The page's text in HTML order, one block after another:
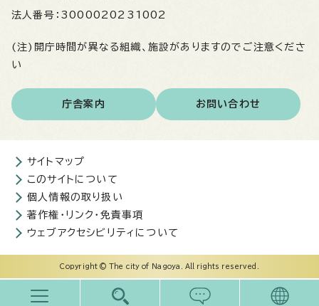
法人番号： 3000020231002
(注)開庁時間が異なる組織、施設がありますのでご注意くださ
い
庁舎案内 お問い合わせ
サイトマップ
このサイトについて
個人情報の取り扱い
著作権・リンク・免責事項
ウェブアクセシビリティについて
Copyright © The city of Nagoya. All rights reserved.